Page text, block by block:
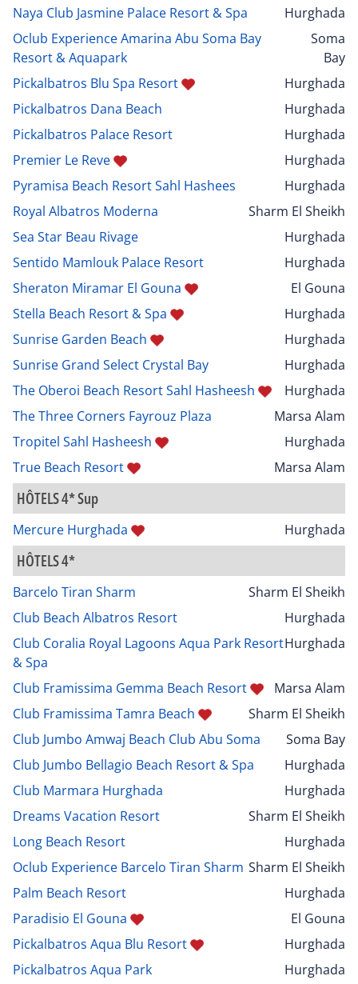
Naya Club Jasmine Palace Resort & Spa
Hurghada
Oclub Experience Amarina Abu Soma Bay
Resort & Aquapark
Soma
Bay
Pickalbatros Blu Spa Resort
Hurghada
Pickalbatros Dana Beach
Hurghada
Pickalbatros Palace Resort
Hurghada
Premier Le Reve
Hurghada
Pyramisa Beach Resort Sahl Hashees
Hurghada
Royal Albatros Moderna
Sharm El Sheikh
Sea Star Beau Rivage
Hurghada
Sentido Mamlouk Palace Resort
Hurghada
Sheraton Miramar El Gouna
El Gouna
Stella Beach Resort & Spa
Hurghada
Sunrise Garden Beach
Hurghada
Sunrise Grand Select Crystal Bay
Hurghada
The Oberoi Beach Resort Sahl Hasheesh
Hurghada
The Three Corners Fayrouz Plaza
Marsa Alam
Tropitel Sahl Hasheesh
Hurghada
True Beach Resort
Marsa Alam
HÔTELS 4* Sup
Mercure Hurghada Hurghada
HÔTELS 4*
Barcelo Tiran Sharm
Sharm El Sheikh
Club Beach Albatros Resort
Hurghada
Club Coralia Royal Lagoons Aqua Park Resort
& Spa
Hurghada
Club Framissima Gemma Beach Resort
Marsa Alam
Club Framissima Tamra Beach
Sharm El Sheikh
Club Jumbo Amwaj Beach Club Abu Soma
Soma Bay
Club Jumbo Bellagio Beach Resort & Spa
Hurghada
Club Marmara Hurghada
Hurghada
Dreams Vacation Resort
Sharm El Sheikh
Long Beach Resort
Hurghada
Oclub Experience Barcelo Tiran Sharm Sharm El Sheikh
Palm Beach Resort
Hurghada
Paradisio El Gouna
El Gouna
Pickalbatros Aqua Blu Resort
Hurghada
Pickalbatros Aqua Park
Hurghada